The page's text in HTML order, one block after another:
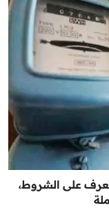
الكودي إلى قانوني 2026: تعرف على الشروط،